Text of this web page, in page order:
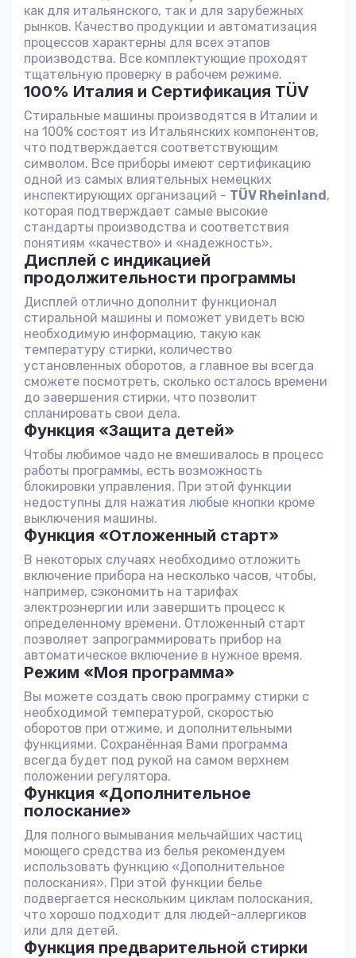
как для итальянского, так и для зарубежных
рынков. Качество продукции и автоматизация
процессов характерны для всех этапов
производства. Все комплектующие проходят
тщательную проверку в рабочем режиме.
100% Италия и Сертификация TÜV
Стиральные машины производятся в Италии и
на 100% состоят из Итальянских компонентов,
что подтверждается соответствующим
символом. Все приборы имеют сертификацию
одной из самых влиятельных немецких
инспектирующих организаций - TÜV Rheinland,
которая подтверждает самые высокие
стандарты производства и соответствия
понятиям «качество» и «надежность».
Дисплей с индикацией
продолжительности программы
Дисплей отлично дополнит функционал
стиральной машины и поможет увидеть всю
необходимую информацию, такую как
температуру стирки, количество
установленных оборотов, а главное вы всегда
сможете посмотреть, сколько осталось времени
до завершения стирки, что позволит
спланировать свои дела.
Функция «Защита детей»
Чтобы любимое чадо не вмешивалось в процесс
работы программы, есть возможность
блокировки управления. При этой функции
недоступны для нажатия любые кнопки кроме
выключения машины.
Функция «Отложенный старт»
В некоторых случаях необходимо отложить
включение прибора на несколько часов, чтобы,
например, сэкономить на тарифах
электроэнергии или завершить процесс к
определенному времени. Отложенный старт
позволяет запрограммировать прибор на
автоматическое включение в нужное время.
Режим «Моя программа»
Вы можете создать свою программу стирки с
необходимой температурой, скоростью
оборотов при отжиме, и дополнительными
функциями. Сохранённая Вами программа
всегда будет под рукой на самом верхнем
положении регулятора.
Функция «Дополнительное
полоскание»
Для полного вымывания мельчайших частиц
моющего средства из белья рекомендуем
использовать функцию «Дополнительное
полоскания». При этой функции белье
подвергается нескольким циклам полоскания,
что хорошо подходит для людей-аллергиков
или для детей.
Функция предварительной стирки